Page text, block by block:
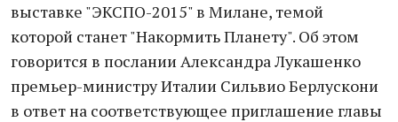
выставке "ЭКСПО-2015" в Милане, темой
которой станет "Накормить Планету". Об этом
говорится в послании Александра Лукашенко
премьер-министру Италии Сильвио Берлускони
в ответ на соответствующее приглашение главы